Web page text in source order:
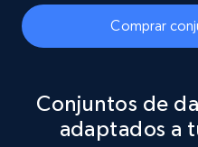
URL, ID, Name, Sku, In
Actual price, Unit price,
eCommerce
Comprar
Conjuntos de
adaptados a